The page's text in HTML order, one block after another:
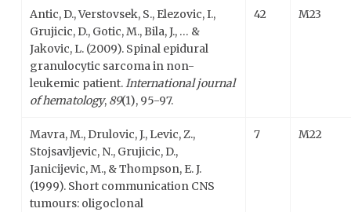
Antic, D., Verstovsek, S., Elezovic, I.,
Grujicic, D., Gotic, M., Bila, J., … &
Jakovic, L. (2009). Spinal epidural
granulocytic sarcoma in non-
leukemic patient.International journal
of hematology, 89(1), 95-97.
42 M23
Mavra, M., Drulovic, J., Levic, Z.,
Stojsavljevic, N., Grujicic, D.,
Janicijevic, M., & Thompson, E. J.
(1999). Short communication CNS
tumours: oligoclonal
7 M22